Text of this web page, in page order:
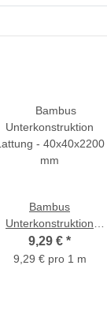
Bambus
Unterkonstruktion
Lattung - 40x40x2200
mm
9,29 € *
9,29 € pro 1 m